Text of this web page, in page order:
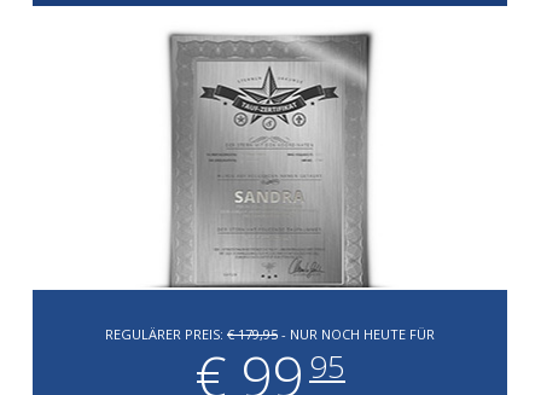
REGULÄRER PREIS: € 179,95 - NUR NOCH HEUTE FÜR
€ 99 95